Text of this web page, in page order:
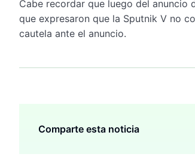
Cabe recordar que luego del anuncio
que expresaron que la Sputnik V no
cautela ante el anuncio.
Comparte esta noticia